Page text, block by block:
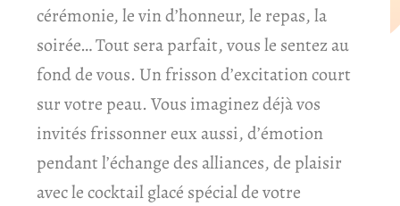
cérémonie, le vin d’honneur, le repas, la
soirée… Tout sera parfait, vous le sentez au
fond de vous. Un frisson d’excitation court
sur votre peau. Vous imaginez déjà vos
invités frissonner eux aussi, d’émotion
pendant l’échange des alliances, de plaisir
avec le cocktail glacé spécial de votre